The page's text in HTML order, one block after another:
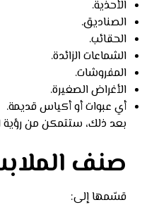
الأحذية.
الصناديق.
الحقائب.
الشماعات الزائدة.
المفروشات.
الأغراض الصغيرة.
أي عبوات أو أكياس قديمة.
بعد ذلك، ستتمكن من رؤية
صنف
قسّمها إلى: